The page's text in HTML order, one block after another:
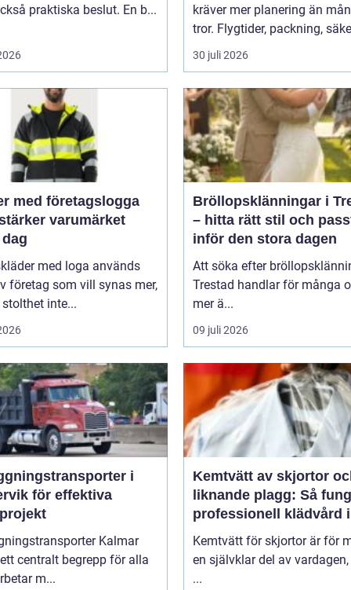
praktiska beslut. En b...
kräver mer planering än
tror. Flygtider, packning,
30 juli 2026
med företagslogga
varumärket
med loga används
företag som vill synas mer,
inte...
Bröllopsklänningar i
– hitta rätt stil och
inför den stora dagen
Att söka efter
Trestad handlar för många
mer ä...
09 juli 2026
i
för effektiva
Kalmar
centralt begrepp för alla
m...
Kemtvätt av skjortor
liknande plagg: Så
professionell klädvård i
praktiken
Kemtvätt för skjortor är för
en självklar del av
...